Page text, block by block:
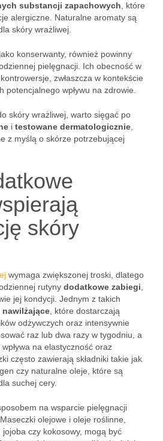
substancji zapachowych , które
alergiczne. Naturalne aromaty są
skóry wrażliwej.
konserwanty, również powinny
pielęgnacji. Ich obecność w
zwłaszcza w kontekście
potencjalnego wpływu na zdrowie.
skóry wrażliwej, warto sięgać po
i testowane dermatologicznie
z myślą o skórze potrzebującej
skóry
wymaga zwiększonej troski, dlatego
rutyny dodatkowe zabiegi
jej kondycji. Jednym z takich
nawilżające , które dostarczają
odżywczych oraz intensywnie
raz lub dwa razy w tygodniu, a
na elastyczność oraz
często zawierają składniki takie jak
czy naturalne oleje, które są
suchej cery.
na wsparcie pielęgnacji
. Maseczki olejowe i oleje roślinne,
czy kokosowy, mogą być